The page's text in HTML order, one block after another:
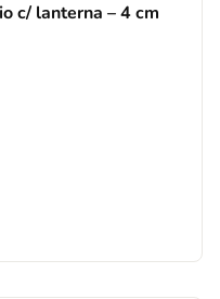
c/ lanterna – 4 cm